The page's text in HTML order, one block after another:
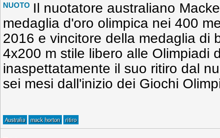
NUOTO Il nuotatore australiano
medaglia d'oro olimpica nei 400
2016 e vincitore della medaglia di
4x200 m stile libero alle Olimpiadi
inaspettatamente il suo ritiro dal
sei mesi dall'inizio dei Giochi
Australia mack horton ritiro